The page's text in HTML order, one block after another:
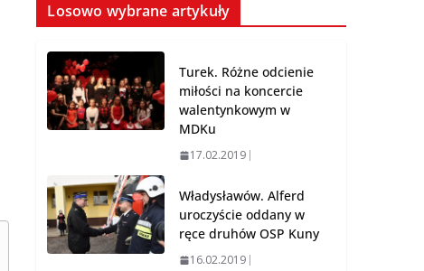
06.08.2026
Losowo wybrane artykuły
Turek. Różne odcienie
miłości na koncercie
walentynkowym w
MDKu
17.02.2019
Władysławów. Alferd
uroczyście oddany w
ręce druhów OSP Kuny
16.02.2019